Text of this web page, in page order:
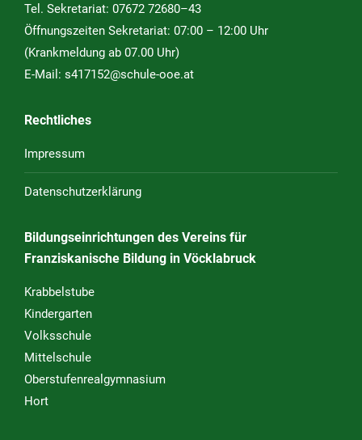
Tel. Sekretariat: 07672 72680–43
Öffnungszeiten Sekretariat: 07:00 – 12:00 Uhr
(Krankmeldung ab 07.00 Uhr)
E-Mail: s417152@schule-ooe.at
Rechtliches
Impressum
Datenschutzerklärung
Bildungseinrichtungen des Vereins für
Franziskanische Bildung in Vöcklabruck
Krabbelstube
Kindergarten
Volksschule
Mittelschule
Oberstufenrealgymnasium
Hort